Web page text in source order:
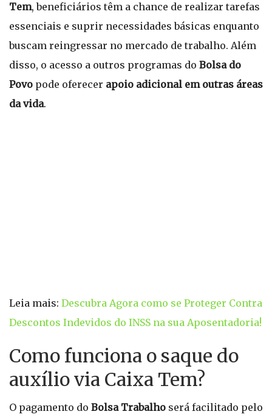
Tem, beneficiários têm a chance de realizar tarefas
essenciais e suprir necessidades básicas enquanto
buscam reingressar no mercado de trabalho. Além
disso, o acesso a outros programas do Bolsa do
Povo pode oferecer apoio adicional em outras áreas
da vida.
Leia mais: Descubra Agora como se Proteger Contra
Descontos Indevidos do INSS na sua Aposentadoria!
Como funciona o saque do
auxílio via Caixa Tem?
O pagamento do Bolsa Trabalho será facilitado pelo